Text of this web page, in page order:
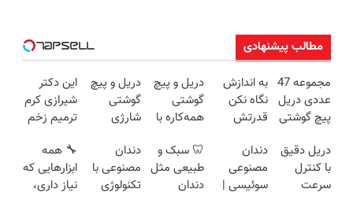
مطالب پیشنهادی
مجموعه 47
عددی دریل
پیچ گوشتی
(تخفیف به
مدت
محدود)
به اندازش
نگاه نکن
قدرتش
😉 (پرداخت
درب
منزل+گارانتی
دریل و پیچ
گوشتی
همه‌کاره با
هوشمند ⚙️
(نصف
قیمت بازار
دریل و پیچ
گوشتی
شارژی
کنترل
سرعت ⚡
(همراه با
این دکتر
شیرازی کرم
ترمیم زخم
ساخت!!!
دریل دقیق
با کنترل
سرعت
دندان
مصنوعی
سوئیسی |
🦷 سبک و
طبیعی مثل
دندان
دندان
مصنوعی با
تکنولوژی
🔧 همه
ابزارهایی که
نیاز داری،